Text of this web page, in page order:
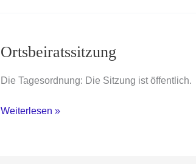
Zugluft“
Ortsbeiratssitzung
Die Tagesordnung: Die Sitzung ist öffentlich.
Ortsbeiratssitzung
Weiterlesen »